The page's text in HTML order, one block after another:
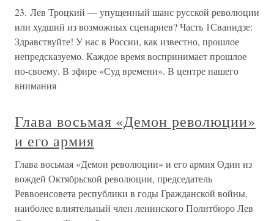
23. Лев Троцкий — упущенный шанс русской революции
или худший из возможных сценариев? Часть 1Сванидзе:
Здравствуйте! У нас в России, как известно, прошлое
непредсказуемо. Каждое время воспринимает прошлое
по-своему. В эфире «Суд времени». В центре нашего
внимания
Глава восьмая «Демон революции»
и его армия
Глава восьмая «Демон революции» и его армия Один из
вождей Октябрьской революции, председатель
Реввоенсовета республики в годы Гражданской войны,
наиболее влиятельный член ленинского Политбюро Лев